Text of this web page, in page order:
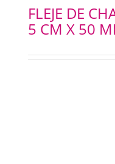
FLEJE DE
5 CM X 50